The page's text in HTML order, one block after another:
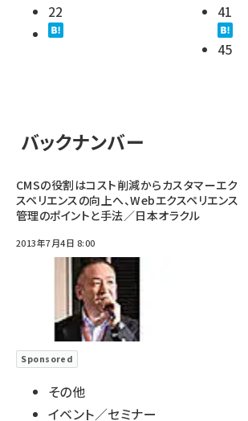
22
41
45
バックナンバー
CMSの役割はコスト削減からカスタマーエク
スペリエンスの向上へ、Webエクスペリエンス
管理のポイントと手法／日本オラクル
2013年7月4日 8:00
Sponsored
その他
イベント／セミナー